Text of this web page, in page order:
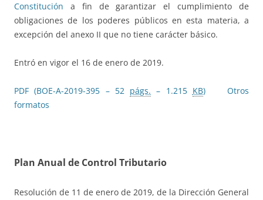
Constitución a fin de garantizar el cumplimiento de
obligaciones de los poderes públicos en esta materia, a
excepción del anexo II que no tiene carácter básico.
Entró en vigor el 16 de enero de 2019.
PDF (BOE-A-2019-395 – 52 págs. – 1.215 KB)
Otros
formatos
Plan Anual de Control Tributario
Resolución de 11 de enero de 2019, de la Dirección General